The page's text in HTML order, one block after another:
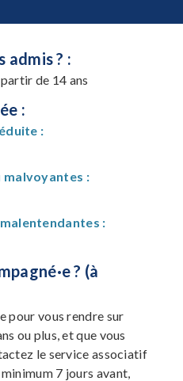
admis ? :
de 14 ans
:
:
malvoyantes :
:
? (à
pour vous rendre sur
ou plus, et que vous
le service associatif
7 jours avant,